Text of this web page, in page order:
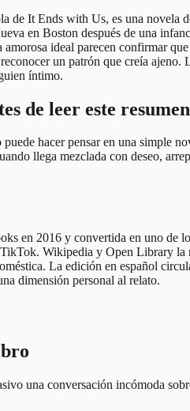
de It Ends with Us, es una
en Boston después de una
ideal parecen confirmar
un patrón que creía
íntimo.
de leer este resumen
hacer pensar en una simple
llega mezclada con deseo,
en 2016 y convertida en uno de
Wikipedia y Open Library
La edición en español
dimensión personal al relato.
una conversación incómoda